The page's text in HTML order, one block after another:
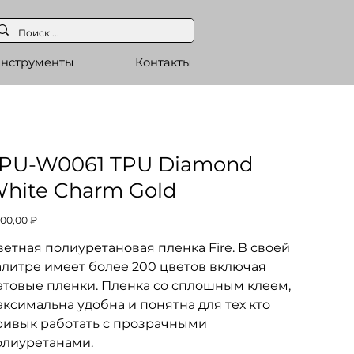
Контакты
W0061 TPU Diamond
Charm Gold
₽
полиуретановая пленка Fire. В своей
имеет более 200 цветов включая
пленки. Пленка со сплошным клеем,
удобна и понятна для тех кто
работать с прозрачными